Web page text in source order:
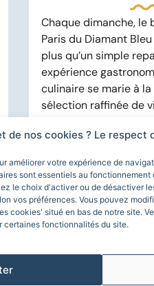
de nos cookies ? Le respect
améliorer votre expérience de
sont essentiels au
le choix d'activer ou de désactiver
vos préférences. Vous pouvez
cookies' situé en bas de notre site.
fonctionnalités du site.
Chaque dimanche, le
Paris du Diamant
plus qu’un simple
expérience
culinaire se marie à
sélection raffinée de
occupent une...